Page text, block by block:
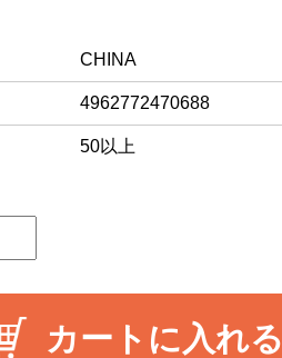
CHINA
4962772470688
50以上
カートに入れる